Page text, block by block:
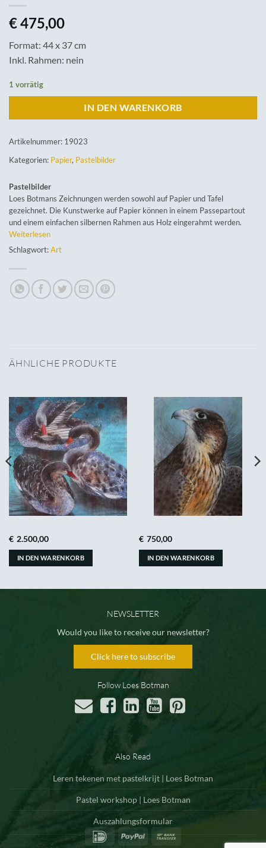
€475,00
Format: 44 x 37 cm
Inkl. Rahmen: nein
1 vorrätig
IN DEN WARENKORB
Artikelnummer: 19023
Kategorien: Papier, Pastelbilder
Pastelbilder
Loes Botmans Zeichnungen werden sowohl auf Papier und Tafel
gezeichnet. Die Kunstwerke auf Papier können in einem Passepartout
und einem einfachen silbernen Rahmen aus Holz eingerahmt werden.
Weiterlesen
Schlagwort:Art
ÄHNLICHE PRODUKTE
€ 2.500,00
IN DEN WARENKORB
€ 750,00
IN DEN WARENKORB
NEWSLETTER
Would you like to receive our newsletter?
Click here to subscribe
Follow Loes Botman
Also Read
Leren tekenen met pastelkrijt | Loes Botman
Pastel workshop | Loes Botman
Auszahlungsformular
IDeal
PayPal